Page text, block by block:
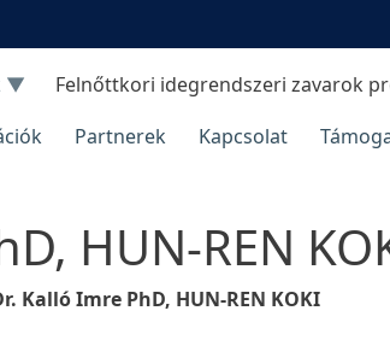
Felnőttkori idegrendszeri zavarok
Partnerek Kapcsolat
HUN-REN
Kalló Imre PhD, HUN-REN KOKI